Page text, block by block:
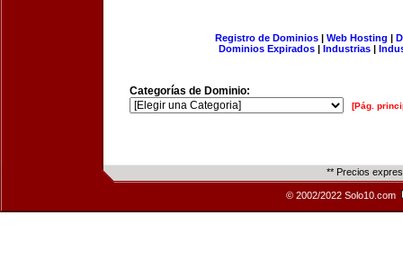
Registro de Dominios| Web Hosting |
Dominios Expirados | Industrias |
Categorías de Dominio:
[Pág.
** Precios
© 2002/2022 Solo10.com